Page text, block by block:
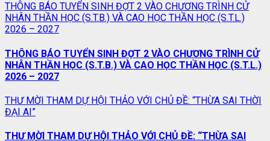
THÔNG BÁO TUYỂN SINH ĐỢT 2 VÀO CHƯƠNG TRÌNH CỬ
NHÂN THẦN HỌC (S.T.B.) VÀ CAO HỌC THẦN HỌC (S.T.L.)
2026 – 2027
THÔNG BÁO TUYỂN SINH ĐỢT 2 VÀO CHƯƠNG TRÌNH CỬ
NHÂN THẦN HỌC (S.T.B.) VÀ CAO HỌC THẦN HỌC (S.T.L.)
2026 – 2027
THƯ MỜI THAM DỰ HỘI THẢO VỚI CHỦ ĐỀ: “THỪA SAI THỜI
ĐẠI AI”
THƯ MỜI THAM DỰ HỘI THẢO VỚI CHỦ ĐỀ: “THỪA SAI